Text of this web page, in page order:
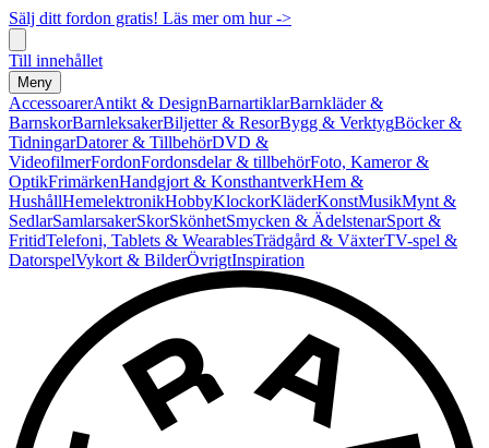
Sälj ditt fordon gratis! Läs mer om hur ->
Till innehållet
Meny
AccessoarerAntikt & DesignBarnartiklarBarnkläder &
BarnskorBarnleksakerBiljetter & ResorBygg & VerktygBöcker &
TidningarDatorer & TillbehörDVD &
VideofilmerFordonFordonsdelar & tillbehörFoto, Kameror &
OptikFrimärkenHandgjort & KonsthantverkHem &
HushållHemelektronikHobbyKlockorKläderKonstMusikMynt &
SedlarSamlarsakerSkorSkönhetSmycken & ÄdelstenarSport &
FritidTelefoni, Tablets & WearablesTrädgård & VäxterTV-spel &
DatorspelVykort & BilderÖvrigtInspiration